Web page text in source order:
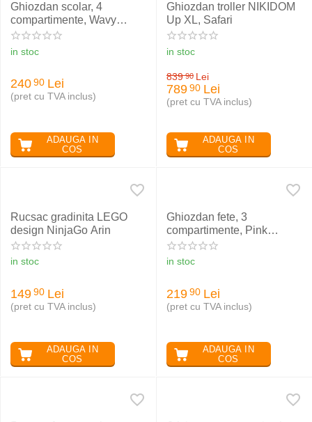
Ghiozdan scolar, 4
compartimente, Wavy
Chessboard, ST Right
BP01
in stoc
240 90 Lei
(pret cu TVA inclus)
ADAUGA IN
COS
Ghiozdan troller NIKIDOM
Up XL, Safari
in stoc
839 90 Lei
789 90 Lei
(pret cu TVA inclus)
ADAUGA IN
COS
Rucsac gradinita LEGO
design NinjaGo Arin
in stoc
149 90 Lei
(pret cu TVA inclus)
ADAUGA IN
COS
Ghiozdan fete, 3
compartimente, Pink
Butterflies, ST.RIGHT
BP26
in stoc
219 90 Lei
(pret cu TVA inclus)
ADAUGA IN
COS